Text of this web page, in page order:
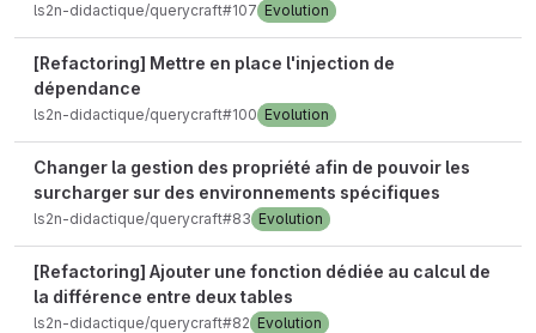
ls2n-didactique/querycraft#107 Evolution
[Refactoring] Mettre en place l'injection de
dépendance
ls2n-didactique/querycraft#100 Evolution
Changer la gestion des propriété afin de pouvoir les
surcharger sur des environnements spécifiques
ls2n-didactique/querycraft#83 Evolution
[Refactoring] Ajouter une fonction dédiée au calcul de
la différence entre deux tables
ls2n-didactique/querycraft#82 Evolution